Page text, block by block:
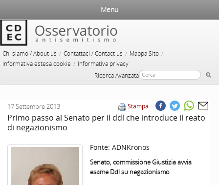
Chi siamo / About us / Contattaci / Contact us / Mappa Sito /
Informativa estesa cookie / Informativa privacy
Ricerca Avanzata
Menu
Stampa
17 Settembre 2013
Primo passo al Senato per il ddl che introduce il reato
di negazionismo
Fonte: ADNKronos
Senato, commissione Giustizia avvia
esame Ddl su negazionismo